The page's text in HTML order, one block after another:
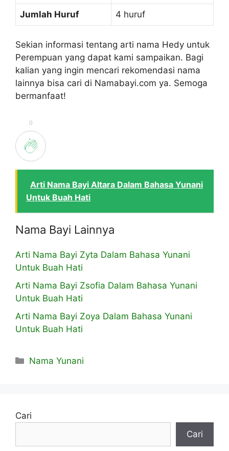
Jumlah Huruf 4 huruf
Sekian informasi tentang arti nama Hedy untuk
Perempuan yang dapat kami sampaikan. Bagi
kalian yang ingin mencari rekomendasi nama
lainnya bisa cari di Namabayi.com ya. Semoga
bermanfaat!
0
Arti Nama Bayi Altara Dalam Bahasa Yunani
Untuk Buah Hati
Nama Bayi Lainnya
Arti Nama Bayi Zyta Dalam Bahasa Yunani
Untuk Buah Hati
Arti Nama Bayi Zsofia Dalam Bahasa Yunani
Untuk Buah Hati
Arti Nama Bayi Zoya Dalam Bahasa Yunani
Untuk Buah Hati
Kategori
Nama Yunani
Cari
Cari